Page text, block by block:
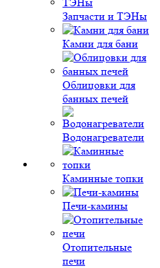
Запчасти и ТЭНы
Камни для бани
Облицовки для
банных печей
Водонагреватели
Каминные топки
Печи-камины
Отопительные
печи